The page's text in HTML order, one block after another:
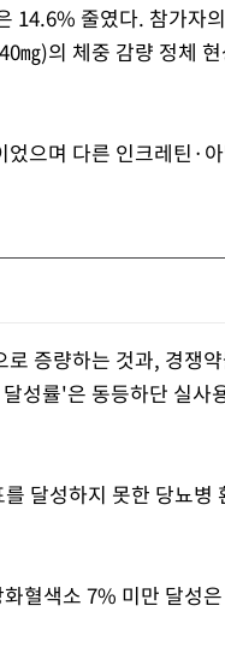
Mute
14.6% 줄였다. 참가자
㎎)의 체중 감량 정체
으며 다른 인크레틴·
증량하는 것과, 경쟁
성률'은 동등하단 실사
달성하지 못한 당뇨병
혈색소 7% 미만 달성